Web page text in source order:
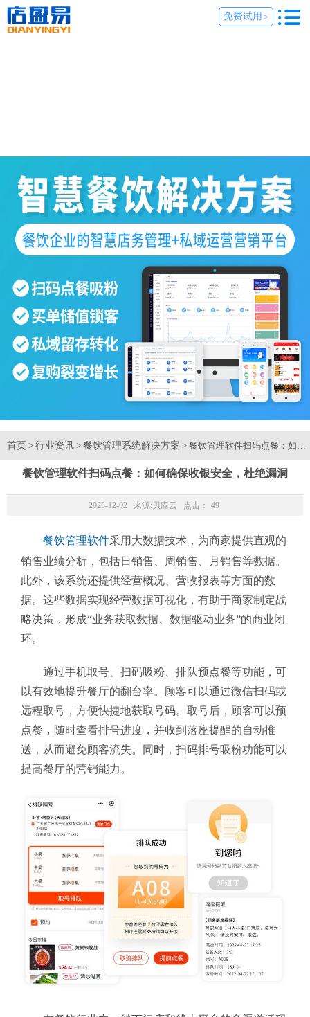
免费试用 >
首页 > 行业资讯 > 餐饮管理系统解决方案 > 餐饮管理软件扫码点餐：如
餐饮管理软件扫码点餐：如何确保收银安全，杜绝漏洞
2023-12-02 来源: 贝应云 点击： 49
餐饮管理软件采用大数据技术，为商家提供直观的
销售业绩分析，包括日销售、周销售、月销售等数据。
此外，该系统还提供经营概况、营收报表等方面的数
据。这些数据实现经营数据可视化，有助于商家制定战
略决策，形成“业务获取数据、数据驱动业务”的商业闭
环。
通过手机取号、扫码吸粉、排队预点餐等功能，可
以有效地提升餐厅的翻台率。顾客可以通过微信扫码或
远程取号，方便快捷地获取号码。取号后，顾客可以预
点餐，随时查看排号进度，并收到落座提醒的自动推
送，从而避免顾客流失。同时，扫码排号吸粉功能可以
提高餐厅的营销能力。